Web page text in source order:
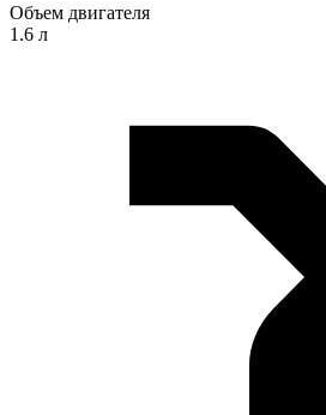
Объем двигателя
1.6 л